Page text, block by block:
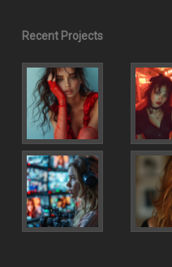
Recent Projects